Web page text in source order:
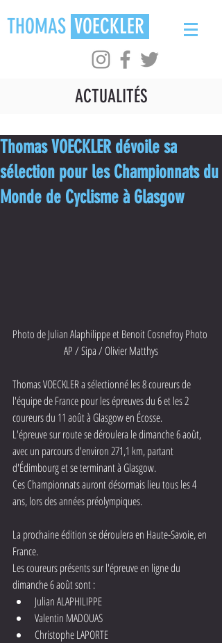
THOMAS VOECKLER
ACTUALITÉS
Thomas VOECKLER dévoile sa
sélection pour les Championnats du
Monde de Cyclisme à Glasgow
Photo de Julian Alaphilippe et Benoit Cosnefroy Photo
AP / Sipa / Olivier Matthys
Thomas VOECKLER a sélectionné les 8 coureurs de
l'équipe de France pour les épreuves du 6 et les 2
coureurs du 11 août à Glasgow en Écosse.
L'épreuve sur route se déroulera le dimanche 6 août,
avec un parcours d'environ 271,1 km, partant
d'Édimbourg et se terminant à Glasgow.
Ces Championnats auront désormais lieu tous les 4
ans, lors des années préolympiques.
La prochaine édition se déroulera en Haute-Savoie, en
France.
Les coureurs présents sur l'épreuve en ligne du
dimanche 6 août sont :
Julian ALAPHILIPPE
Valentin MADOUAS
Christophe LAPORTE